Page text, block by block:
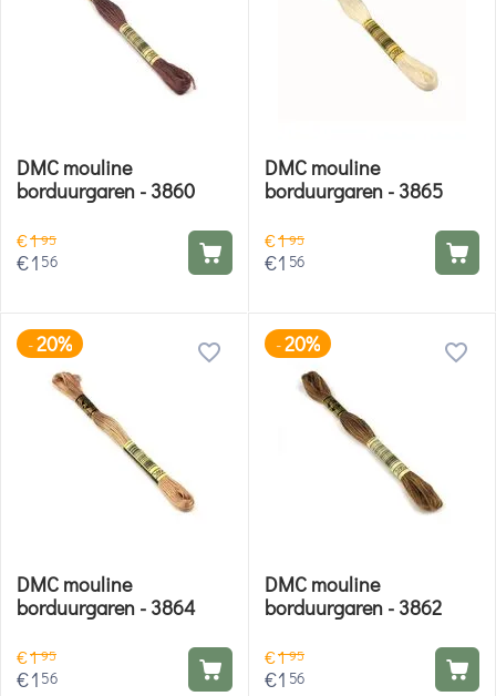
DMC mouline
borduurgaren - 3860
€195
€1 56
DMC mouline
borduurgaren - 3865
€195
€1 56
-20%
DMC mouline
borduurgaren - 3864
€195
€1 56
-20%
DMC mouline
borduurgaren - 3862
€195
€1 56